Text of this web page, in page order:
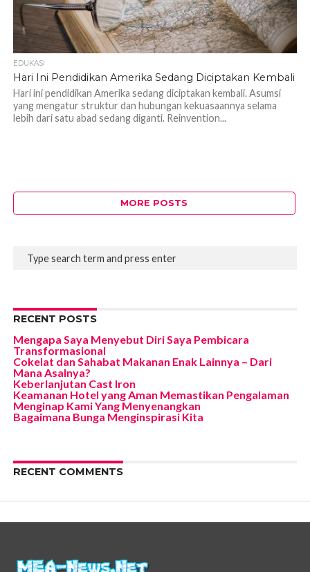
EDUKASI
Hari Ini Pendidikan Amerika Sedang Diciptakan Kembali
Hari ini pendidikan Amerika sedang diciptakan kembali. Asumsi
yang mengatur struktur dan hubungan kekuasaannya selama
lebih dari satu abad sedang diganti. Reinvention...
MORE POSTS
RECENT POSTS
Mengapa Saya Menyebut Diri Saya Pembicara
Transformasional
Cokelat dan Sahabat Makanan Enak Lainnya – Dari
Mana Asalnya?
Keberlanjutan Cast Iron
Keamanan Hotel yang Aman Memastikan Pengalaman
Menginap Kami Yang Menyenangkan
Bagaimana Bunga Menginspirasi Kita
RECENT COMMENTS